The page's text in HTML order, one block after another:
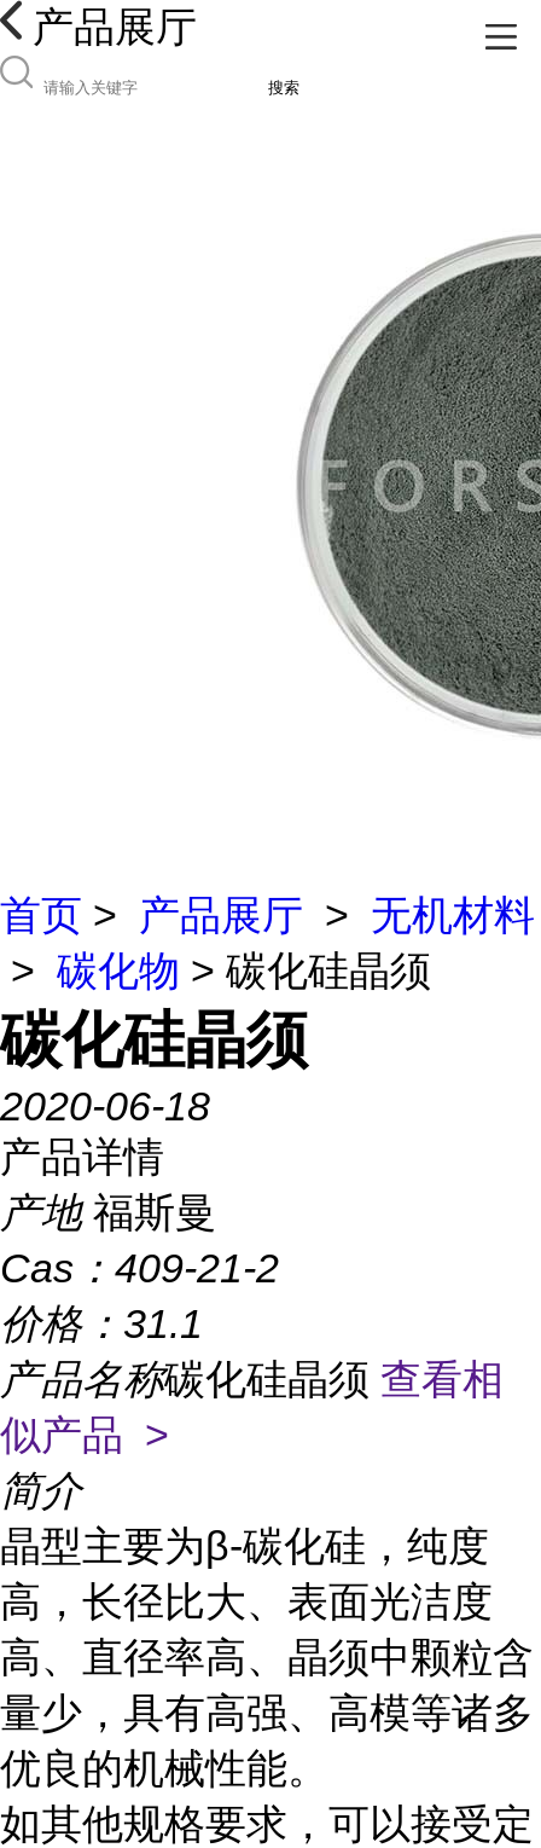
产品展厅
搜索
首页 > 产品展厅 > 无机材料
> 碳化物 > 碳化硅晶须
碳化硅晶须
2020-06-18
产品详情
产地 福斯曼
Cas： 409-21-2
价格： 31.1
产品名称碳化硅晶须 查看相
似产品 >
简介
晶型主要为β-碳化硅，纯度
高，长径比大、表面光洁度
高、直径率高、晶须中颗粒含
量少，具有高强、高模等诸多
优良的机械性能。
如其他规格要求，可以接受定